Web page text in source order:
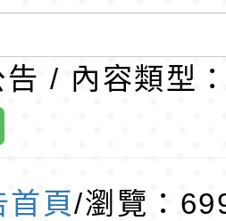
員資格者報
甄選
課教師甄選
缺額)
-桃園市桃
學年度「
理員」甄選
115學年度
理教師甄選
缺額)
學生及幼兒
訂版)與學
市政府政風
牽手，綠能
年70歲以上
發票隨口
-桃園市
/ 內容類型
首頁/瀏覽：